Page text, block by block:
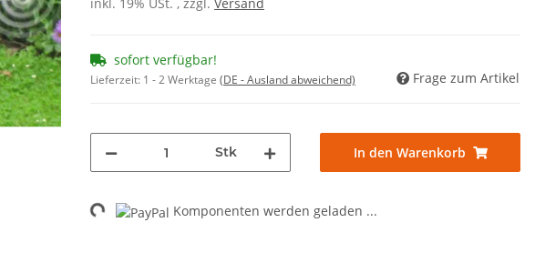
inkl. 19% USt. , zzgl. Versand
sofort verfügbar!
Lieferzeit: 1 - 2 Werktage (DE - Ausland abweichend) Frage zum Artikel
Stk In den Warenkorb
Loading... Komponenten werden geladen ...